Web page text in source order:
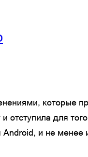
которые
отступила для
и не